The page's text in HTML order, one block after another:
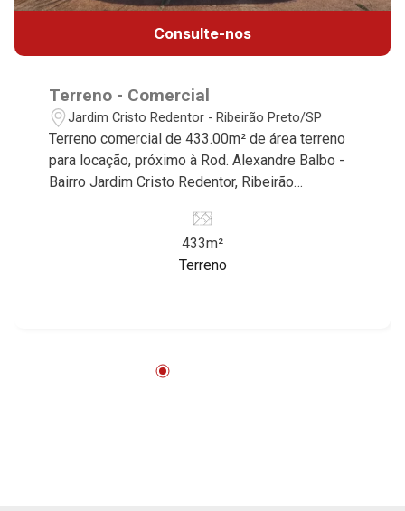
Consulte-nos
Terreno - Comercial
Jardim Cristo Redentor - Ribeirão Preto/SP
Terreno comercial de 433.00m² de área terreno
para locação, próximo à Rod. Alexandre Balbo -
Bairro Jardim Cristo Redentor, Ribeirão
imóvel que a Martinelli Imobiliária selecionou
esquina, face sombra - Ideal para empresas de
especialistas na venda e locação de
433m²
Terreno